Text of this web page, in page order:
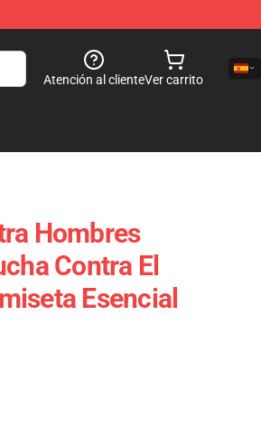
Atención al clienteVer carrito
Hombres
Contra El
Esencial